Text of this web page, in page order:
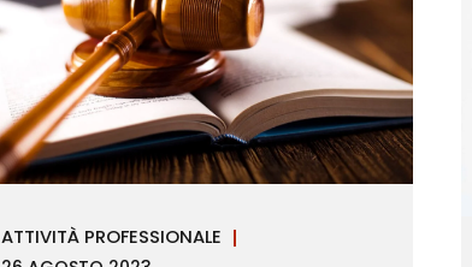
ATTIVITÀ PROFESSIONALE